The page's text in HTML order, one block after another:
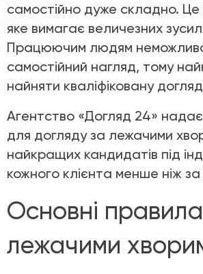
самостійно дуже складно.
яке вимагає величезних
Працюючим людям
самостійний нагляд, тому
найняти кваліфіковану
Агентство «Догляд 24» надає
для догляду за лежачими
найкращих кандидатів під
кожного клієнта менше ніж за
Основні
лежачими